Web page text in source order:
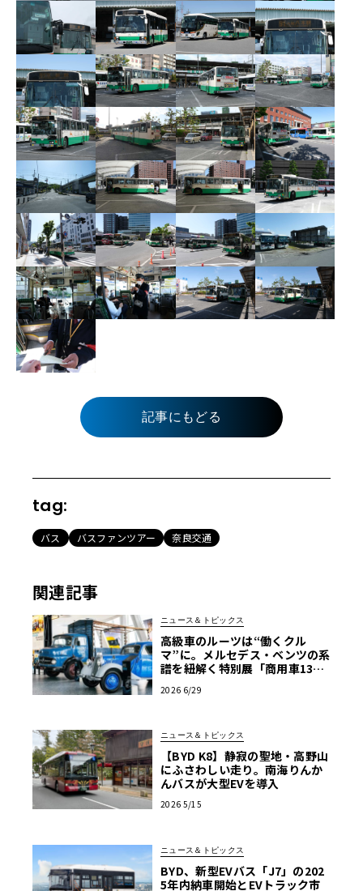
記事にもどる
tag:
バス バスファンツアー 奈良交通
関連記事
ニュース＆トピックス
高級車のルーツは“働くクル
マ”に。メルセデス・ベンツの系
譜を紐解く特別展「商用車130
2026 6/29
ニュース＆トピックス
【BYD K8】静寂の聖地・高野山
にふさわしい走り。南海りんか
んバスが大型EVを導入
2026 5/15
ニュース＆トピックス
BYD、新型EVバス「J7」の202
5年内納車開始とEVトラック市